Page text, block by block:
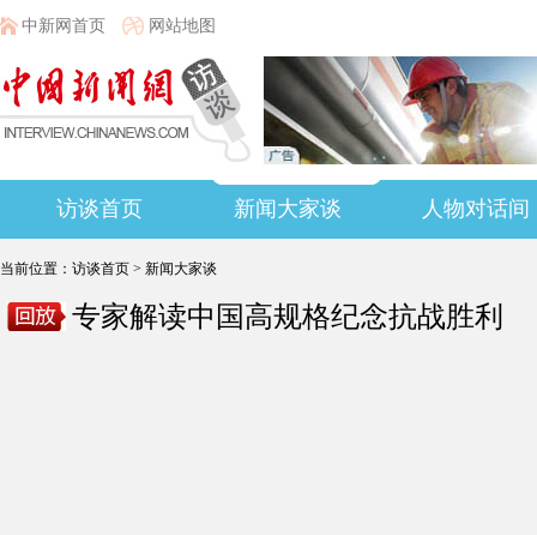
中新网首页 网站地图
访谈首页 新闻大家谈 人物对话间
当前位置： 访谈首页 > 新闻大家谈
专家解读中国高规格纪念抗战胜利